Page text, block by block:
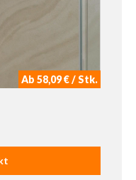
Ab 58,09 € / Stk.